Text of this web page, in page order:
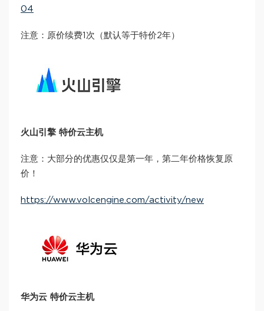
04
注意：原价续费1次（默认等于特价2年）
火山引擎 特价云主机
注意：大部分的优惠仅仅是第一年，第二年价格恢复原
价！
https://www.volcengine.com/activity/new
华为云 特价云主机